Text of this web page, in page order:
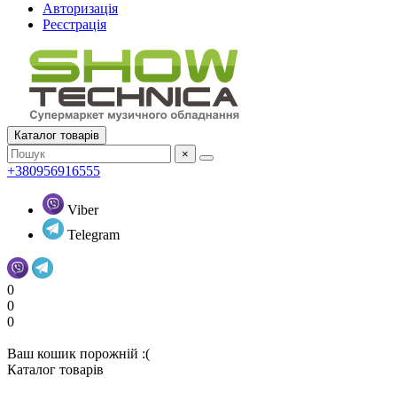
Авторизація
Реєстрація
Каталог товарів
×
+380956916555
Viber
Telegram
0
0
0
Ваш кошик порожній :(
Каталог товарів